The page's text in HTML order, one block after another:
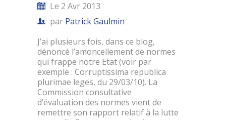
Le 2 Avr 2013
par Patrick Gaulmin
J’ai plusieurs fois, dans ce blog,
dénoncé l’amoncellement de normes
qui frappe notre Etat (voir par
exemple : Corruptissima republica
plurimae leges, du 29/03/10). La
Commission consultative
d’évaluation des normes vient de
remettre son rapport relatif à la lutte